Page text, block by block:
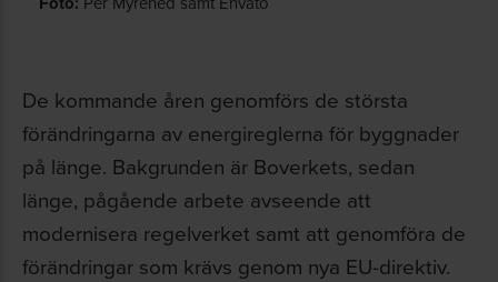
De kommande åren genomförs de största
förändringarna av energireglerna för byggnader
på länge. Bakgrunden är Boverkets, sedan
länge, pågående arbete avseende att
modernisera regelverket samt att genomföra de
förändringar som krävs genom nya EU-direktiv.